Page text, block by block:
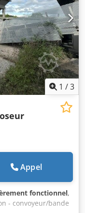
temps ! Numéro
= Informations
prévu : Construction
de plus amples
1 /3
Appel
fonctionnel,
- convoyeur/bande